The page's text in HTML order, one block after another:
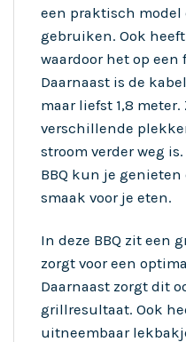
een praktisch
gebruiken. Ook
waardoor het op een
Daarnaast is de
maar liefst 1,8
verschillende
stroom verder weg
BBQ kun je
smaak voor je eten.
In deze BBQ zit een
zorgt voor een
Daarnaast zorgt dit
grillresultaat. Ook
uitneembaar